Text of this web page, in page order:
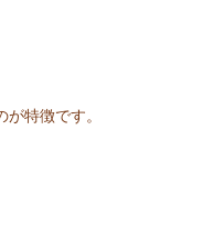
が特徴です。